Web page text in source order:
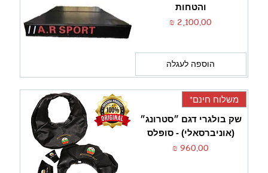
והטחות
מחיר
הוספה לעגלה
משלוח חינם*
שק בולגרי דגם ״סטרונג״
(אוניברסאלי) - סופלס
מחיר